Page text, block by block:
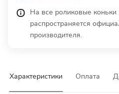
На все роликовые коньки
распространяется
производителя.
Характеристики Оплата